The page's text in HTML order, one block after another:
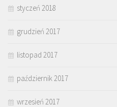
styczeń 2018
grudzień 2017
listopad 2017
październik 2017
wrzesień 2017